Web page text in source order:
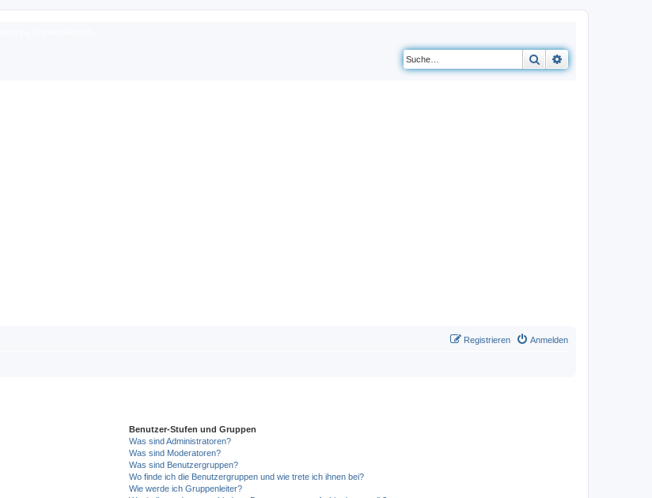
Suche
Anmelden
Registrieren
Benutzer-Stufen und Gruppen
Was sind Administratoren?
Was sind Moderatoren?
Was sind Benutzergruppen?
Wo finde ich die Benutzergruppen und wie trete ich ihnen bei?
Wie werde ich Gruppenleiter?